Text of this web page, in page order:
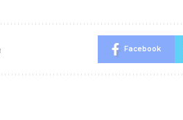
Facebook